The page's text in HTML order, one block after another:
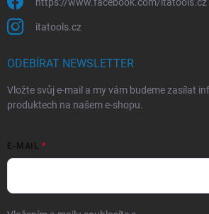
itatools.cz
ODEBÍRAT NEWSLETTER
Vložte svůj e-mail a my vám budeme zasílat
produktech na našem e-shopu.
E-MAIL